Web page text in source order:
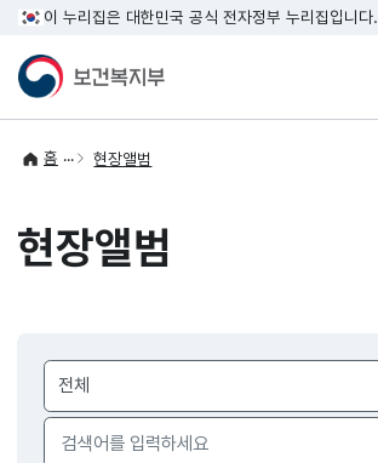
이 누리집은 대한민국 공식 전자정부 누리집입니다.
홈 현장앨범
현장앨범
검색